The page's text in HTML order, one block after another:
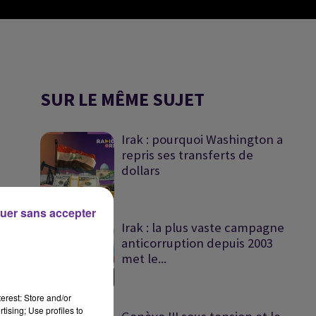
SUR LE MÊME SUJET
Irak : pourquoi Washington a
repris ses transferts de
dollars
Irak : la plus vaste campagne
anticorruption depuis 2003
met le...
Store and/or
Use profiles to
sans accepter